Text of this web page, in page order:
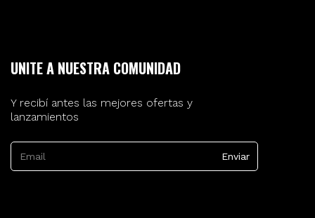
UNITE A NUESTRA COMUNIDAD
Y recibí antes las mejores ofertas y
lanzamientos